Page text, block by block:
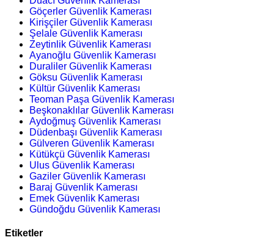
Göçerler Güvenlik Kamerası
Kirişçiler Güvenlik Kamerası
Şelale Güvenlik Kamerası
Zeytinlik Güvenlik Kamerası
Ayanoğlu Güvenlik Kamerası
Duraliler Güvenlik Kamerası
Göksu Güvenlik Kamerası
Kültür Güvenlik Kamerası
Teoman Paşa Güvenlik Kamerası
Beşkonaklılar Güvenlik Kamerası
Aydoğmuş Güvenlik Kamerası
Düdenbaşı Güvenlik Kamerası
Gülveren Güvenlik Kamerası
Kütükçü Güvenlik Kamerası
Ulus Güvenlik Kamerası
Gaziler Güvenlik Kamerası
Baraj Güvenlik Kamerası
Emek Güvenlik Kamerası
Gündoğdu Güvenlik Kamerası
Etiketler